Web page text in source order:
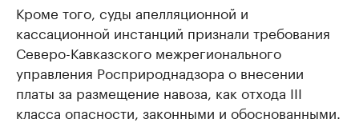
Кроме того, суды апелляционной и
кассационной инстанций признали требования
Северо-Кавказского межрегионального
управления Росприроднадзора о внесении
платы за размещение навоза, как отхода III
класса опасности, законными и обоснованными.